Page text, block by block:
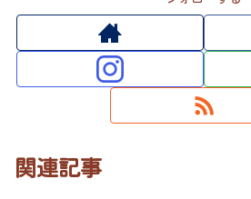
関連記事